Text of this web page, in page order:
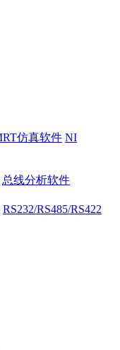
仿真软件 NI
总线分析软件
RS232/RS485/RS422